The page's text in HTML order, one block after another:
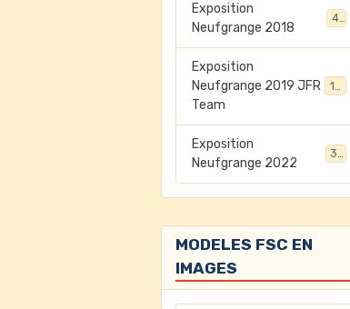
Exposition
Neufgrange 2018
41
Exposition
Neufgrange 2019 JFR
Team
Exposition
Neufgrange 2022
32
MODELES FSC EN
IMAGES